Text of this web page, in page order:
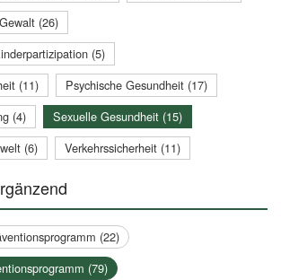
Gewalt (26)
(5)
(11)
Psychische Gesundheit (17)
(4)
Sexuelle Gesundheit (15)
(6) Verkehrssicherheit (11)
(22)
(79)